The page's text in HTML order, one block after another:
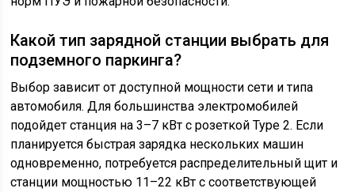
Какой тип зарядной станции выбрать для
подземного паркинга?
Выбор зависит от доступной мощности сети и типа
автомобиля. Для большинства электромобилей
подойдет станция на 3–7 кВт с розеткой Type 2. Если
планируется быстрая зарядка нескольких машин
одновременно, потребуется распределительный щит и
станции мощностью 11–22 кВт с соответствующей